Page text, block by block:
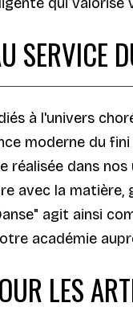
SERVICE
à l'univers
moderne du
réalisée dans
avec la
agit ainsi
académie
LES